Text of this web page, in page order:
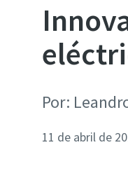
Por:
11 de abril de